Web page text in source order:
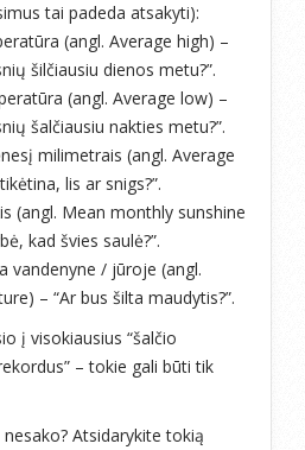
tai padeda atsakyti):
(angl. Average high) –
šilčiausiu dienos metu?”.
(angl. Average low) –
šalčiausiu nakties metu?”.
milimetrais (angl. Average
lis ar snigs?”.
(angl. Mean monthly sunshine
kad švies saulė?”.
vandenyne / jūroje (angl.
– “Ar bus šilta maudytis?”.
į visokiausius “šalčio
– tokie gali būti tik
Atsidarykite tokią